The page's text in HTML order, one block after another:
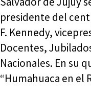
presidente del
F. Kennedy,
Docentes,
Nacionales. En su
“Humahuaca en el